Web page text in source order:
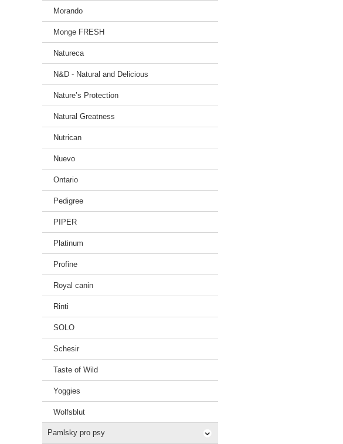
Morando
Monge FRESH
Natureca
N&D - Natural and Delicious
Nature’s Protection
Natural Greatness
Nutrican
Nuevo
Ontario
Pedigree
PIPER
Platinum
Profine
Royal canin
Rinti
SOLO
Schesir
Taste of Wild
Yoggies
Wolfsblut
Pamlsky pro psy